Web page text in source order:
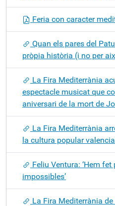
Feria con caracter
Quan els pares del
pròpia història (i no per
La Fira Mediterrània
espectacle musicat que
aniversari de la mort de
La Fira Mediterrània
la cultura popular
Feliu Ventura: ‘Hem
impossibles’
La Fira Mediterrània